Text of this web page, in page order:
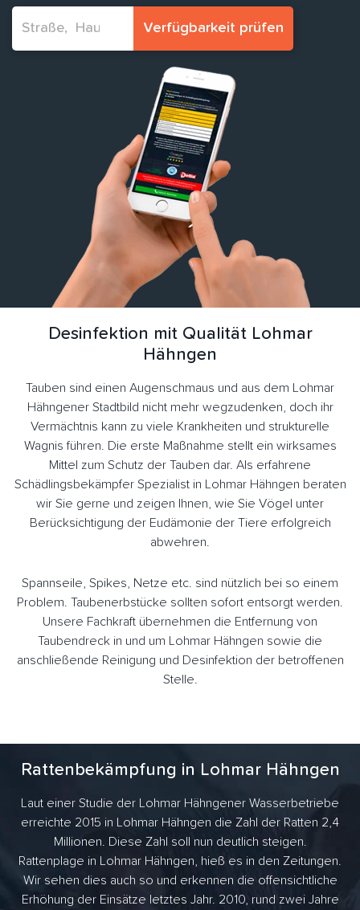
Verfügbarkeit prüfen
Desinfektion mit Qualität Lohmar
Hähngen
Tauben sind einen Augenschmaus und aus dem Lohmar
Hähngener Stadtbild nicht mehr wegzudenken, doch ihr
Vermächtnis kann zu viele Krankheiten und strukturelle
Wagnis führen. Die erste Maßnahme stellt ein wirksames
Mittel zum Schutz der Tauben dar. Als erfahrene
Schädlingsbekämpfer Spezialist in Lohmar Hähngen beraten
wir Sie gerne und zeigen Ihnen, wie Sie Vögel unter
Berücksichtigung der Eudämonie der Tiere erfolgreich
abwehren.
Spannseile, Spikes, Netze etc. sind nützlich bei so einem
Problem. Taubenerbstücke sollten sofort entsorgt werden.
Unsere Fachkraft übernehmen die Entfernung von
Taubendreck in und um Lohmar Hähngen sowie die
anschließende Reinigung und Desinfektion der betroffenen
Stelle.
Rattenbekämpfung in Lohmar Hähngen
Laut einer Studie der Lohmar Hähngener Wasserbetriebe
erreichte 2015 in Lohmar Hähngen die Zahl der Ratten 2,4
Millionen. Diese Zahl soll nun deutlich steigen.
Rattenplage in Lohmar Hähngen, hieß es in den Zeitungen.
Wir sehen dies auch so und erkennen die offensichtliche
Erhöhung der Einsätze letztes Jahr. 2010, rund zwei Jahre